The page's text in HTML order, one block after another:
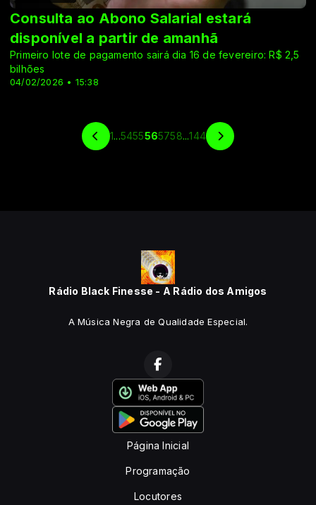
04/02/2026 • 15:38
Consulta ao Abono Salarial estará
disponível a partir de amanhã
Primeiro lote de pagamento sairá dia 16 de fevereiro: R$ 2,5
bilhões
1...5455565758...144
Rádio Black Finesse - A Rádio dos Amigos
A Música Negra de Qualidade Especial.
Página Inicial
Programação
Locutores